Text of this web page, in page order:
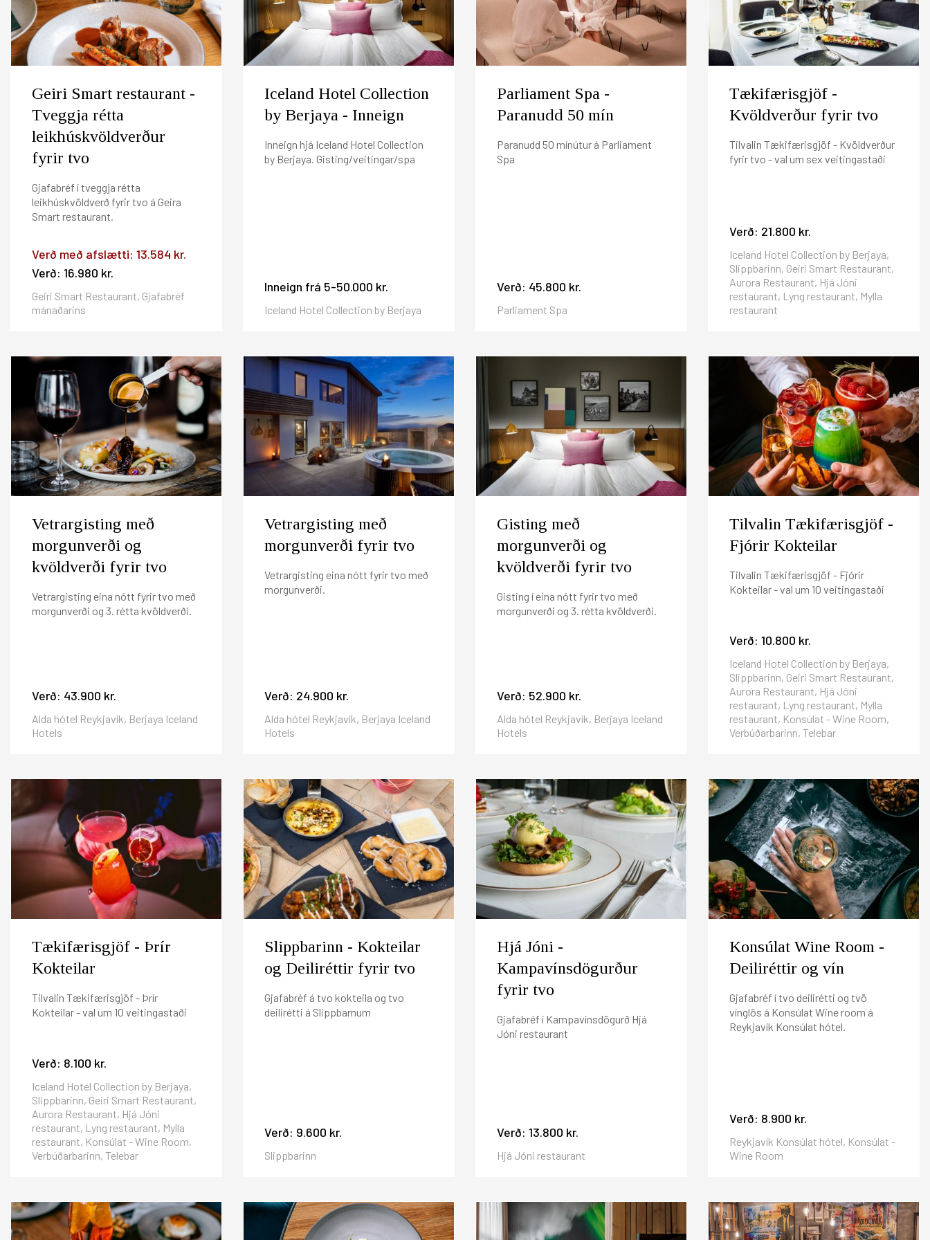
Afbókunarskilmálar: Vinsamlegast afbókið fyrir kl. 16:00, 24 klukkustundum fyrir komudag ef ekki er lengur þörf á bókuninni. Að öðrum kosti munum við taka
af gjafabréfinu afbókunargjald að því sem nemur verði einnar nætur.
Gistináttaskattur er ekki innifalinn í gjafabréfi og verður rukkaður við komu á hótelið. Gistináttaskatturinn 2025 er 800 kr per nótt.
Fyrir frekari upplýsingar vinsamlega hafið samband í síma 444 4000 eða á reservations(hjá)icehotels.is
Ef þú átt gjafabréf á Hilton Reykjavík Nordica, Vox, Hilton Reykjavík Spa, Reykjavík Natura eða Satt þá breytast þau í inneign hjá Iceland Hotel Collection by
Berjaya frá og með 1.september og gilda þannig í 4.ár frá útgáfudegi?
Iceland Hotel Collection
by Berjaya - Inneign
Inneign hjá Iceland Hotel Collection
by Berjaya. Gisting/veitingar/spa
Inneign frá 5-50.000 kr.
Iceland Hotel Collection by Berjaya
Parliament Spa -
Paranudd 50 mín
Paranudd 50 mínútur á Parliament
Spa
Verð: 45.800 kr.
Parliament Spa
Tækifærisgjöf -
Kvöldverður fyrir tvo
Tilvalin Tækifærisgjöf - Kvöldverður
fyrir tvo - val um sex veitingastaði
Verð: 21.800 kr.
Iceland Hotel Collection by Berjaya,
Slippbarinn, Geiri Smart Restaurant,
Aurora Restaurant, Hjá Jóni
restaurant, Lyng restaurant, Mylla
restaurant
Vetrargisting með
morgunverði og
kvöldverði fyrir tvo
Vetrargisting eina nótt fyrir tvo með
morgunverði og 3. rétta kvöldverði.
Verð: 43.900 kr.
Alda hótel Reykjavík, Berjaya Iceland
Hotels
Vetrargisting með
morgunverði fyrir tvo
Vetrargisting eina nótt fyrir tvo með
morgunverði.
Verð: 24.900 kr.
Alda hótel Reykjavík, Berjaya Iceland
Hotels
Gisting með
morgunverði og
kvöldverði fyrir tvo
Gisting í eina nótt fyrir tvo með
morgunverði og 3. rétta kvöldverði.
Verð: 52.900 kr.
Alda hótel Reykjavík, Berjaya Iceland
Hotels
Tilvalin Tækifærisgjöf -
Fjórir Kokteilar
Tilvalin Tækifærisgjöf - Fjórir
Kokteilar - val um 10 veitingastaði
Verð: 10.800 kr.
Iceland Hotel Collection by Berjaya,
Slippbarinn, Geiri Smart Restaurant,
Aurora Restaurant, Hjá Jóni
restaurant, Lyng restaurant, Mylla
restaurant, Konsúlat - Wine Room,
Verbúðarbarinn, Telebar
Tækifærisgjöf - Þrír
Kokteilar
Tilvalin Tækifærisgjöf - Þrír
Kokteilar - val um 10 veitingastaði
Verð: 8.100 kr.
Iceland Hotel Collection by Berjaya,
Slippbarinn, Geiri Smart Restaurant,
Aurora Restaurant, Hjá Jóni
restaurant, Lyng restaurant, Mylla
restaurant, Konsúlat - Wine Room,
Verbúðarbarinn, Telebar
Slippbarinn - Kokteilar
og Deiliréttir fyrir tvo
Gjafabréf á tvo kokteila og tvo
deilirétti á Slippbarnum
Verð: 9.600 kr.
Slippbarinn
Hjá Jóni -
Kampavínsdögurður
fyrir tvo
Gjafabréf í Kampavínsdögurð Hjá
Jóni restaurant
Verð: 13.800 kr.
Hjá Jóni restaurant
Konsúlat Wine Room -
Deiliréttir og vín
Gjafabréf í tvo deilirétti og tvö
vínglös á Konsúlat Wine room á
Reykjavík Konsúlat hótel.
Verð: 8.900 kr.
Reykjavík Konsúlat hótel, Konsúlat -
Wine Room
Geiri Smart restaurant -
Tveggja rétta
leikhúskvöldverður
fyrir tvo
Gjafabréf í tveggja rétta
leikhúskvöldverð fyrir tvo á Geira
Smart restaurant.
Verð með afslætti: 13.584 kr.
Verð: 16.980 kr.
Geiri Smart Restaurant, Gjafabréf
mánaðarins